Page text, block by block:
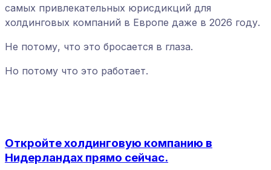
самых привлекательных юрисдикций для
холдинговых компаний в Европе даже в 2026 году.
Не потому, что это бросается в глаза.
Но потому что это работает.
Откройте холдинговую компанию в
Нидерландах прямо сейчас.